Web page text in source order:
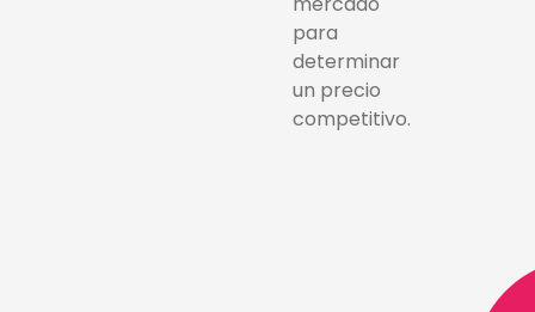
para
determinar
un precio
competitivo.